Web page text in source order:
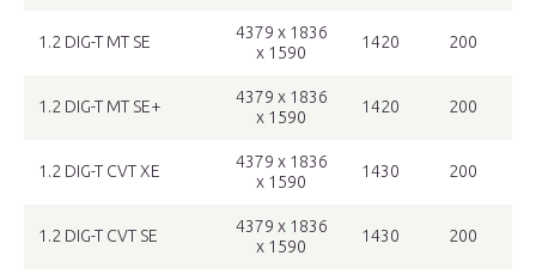
1.2 DIG-T MT SE
4379 x 1836
x 1590
1420 200
1.2 DIG-T MT SE+
4379 x 1836
x 1590
1420 200
1.2 DIG-T CVT XE
4379 x 1836
x 1590
1430 200
1.2 DIG-T CVT SE
4379 x 1836
x 1590
1430 200